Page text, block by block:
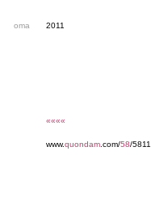
oma 2011
««««
www.quondam .com/58/